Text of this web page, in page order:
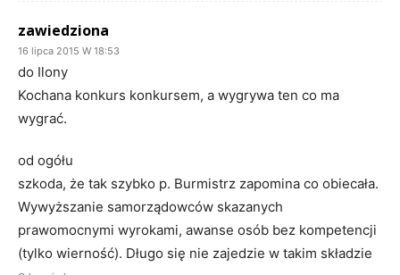
zawiedziona
16 lipca 2015 W 18:53
do Ilony
Kochana konkurs konkursem, a wygrywa ten co ma
wygrać.
od ogółu
szkoda, że tak szybko p. Burmistrz zapomina co obiecała.
Wywyższanie samorządowców skazanych
prawomocnymi wyrokami, awanse osób bez kompetencji
(tylko wierność). Długo się nie zajedzie w takim składzie